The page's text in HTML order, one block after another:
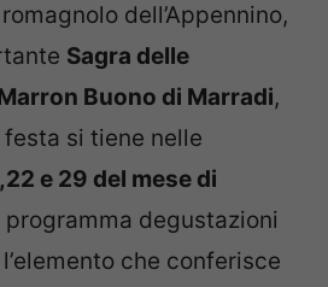
dell’Appennino,
Sagra delle
Buono di Marradi,
si tiene nelle
e 29 del mese di
programma degustazioni
che conferisce